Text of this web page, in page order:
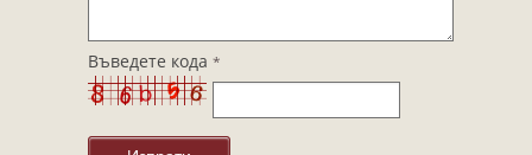
ТАКСИ
ПОЛЕЗНА ИНФОРМАЦИЯ
КОНТАКТИ
Въведете кода *